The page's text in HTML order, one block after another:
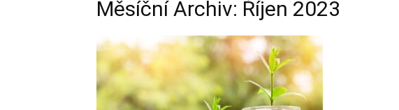
Měsíční Archiv: Říjen 2023